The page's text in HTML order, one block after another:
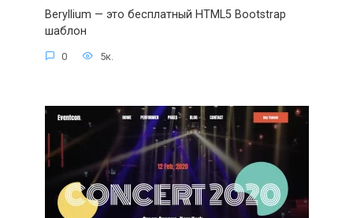
Beryllium — это бесплатный HTML5 Bootstrap
шаблон
0 5к.